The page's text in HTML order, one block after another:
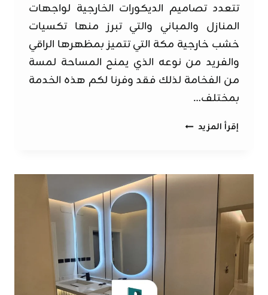
تتعدد تصاميم الديكورات الخارجية لواجهات
المنازل والمباني والتي تبرز منها تكسيات
خشب خارجية مكة التي تتميز بمظهرها الراقي
والفريد من نوعه الذي يمنح المساحة لمسة
من الفخامة لذلك فقد وفرنا لكم هذه الخدمة
بمختلف…
إقرأ المزيد تكسيات
ت:
0562525651